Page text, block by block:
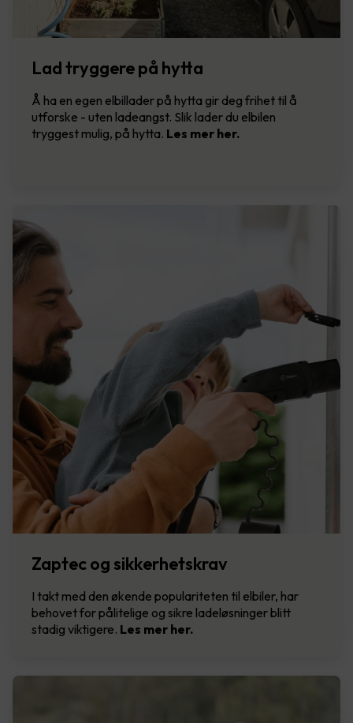
Lad tryggere på hytta
Å ha en egen elbillader på hytta gir deg frihet til å
utforske - uten ladeangst. Slik lader du elbilen
tryggest mulig, på hytta. Les mer her.
Zaptec og sikkerhetskrav
I takt med den økende populariteten til elbiler, har
behovet for pålitelige og sikre ladeløsninger blitt
stadig viktigere. Les mer her.